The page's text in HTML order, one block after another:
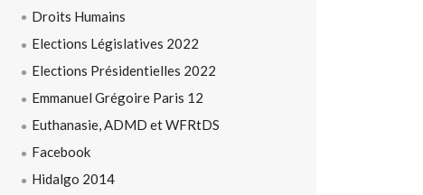
Droits Humains
Elections Législatives 2022
Elections Présidentielles 2022
Emmanuel Grégoire Paris 12
Euthanasie, ADMD et WFRtDS
Facebook
Hidalgo 2014